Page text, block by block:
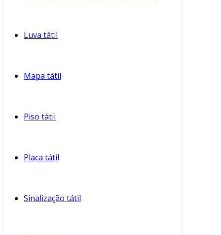
Luva tátil
Mapa tátil
Piso tátil
Placa tátil
Sinalização tátil